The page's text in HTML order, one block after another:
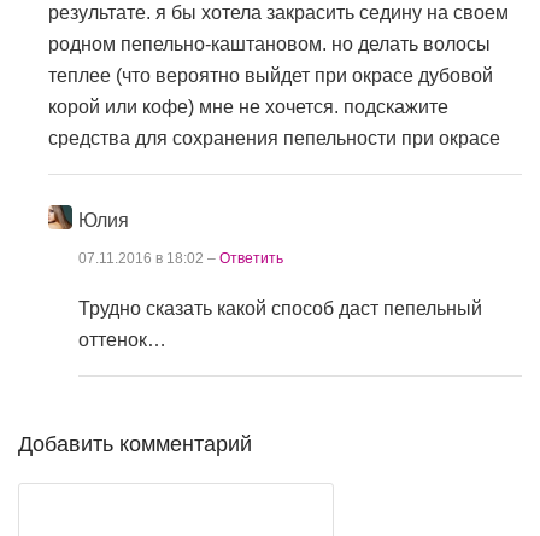
результате. я бы хотела закрасить седину на своем
родном пепельно-каштановом. но делать волосы
теплее (что вероятно выйдет при окрасе дубовой
корой или кофе) мне не хочется. подскажите
средства для сохранения пепельности при окрасе
Юлия
07.11.2016 в 18:02 – Ответить
Трудно сказать какой способ даст пепельный
оттенок…
Добавить комментарий